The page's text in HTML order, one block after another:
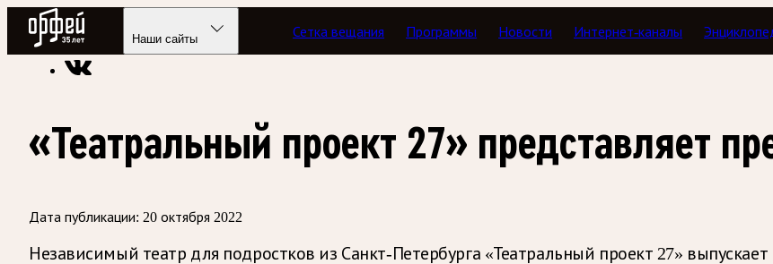
Радио Орфей
Наши сайты Сетка вещания Программы Новости Интернет-каналы
Радио классической музыки «Орфей» Новости
«Театральный проект 27» представляет
Дата публикации: 20 октября 2022
Независимый театр для подростков из Санкт-Петербурга «Театральный проект 27»